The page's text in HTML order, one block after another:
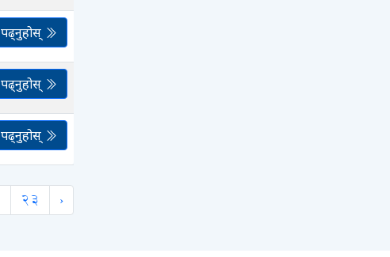
पढ्नुहोस्
पढ्नुहोस्
पढ्नुहोस्
23 ›